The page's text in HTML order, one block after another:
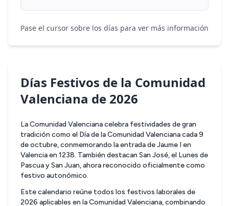
Pase el cursor sobre los días para ver más información
Días Festivos de la Comunidad
Valenciana de 2026
La Comunidad Valenciana celebra festividades de gran
tradición como el Día de la Comunidad Valenciana cada 9
de octubre, conmemorando la entrada de Jaume I en
Valencia en 1238. También destacan San José, el Lunes de
Pascua y San Juan, ahora reconocido oficialmente como
festivo autonómico.
Este calendario reúne todos los festivos laborales de
2026 aplicables en la Comunidad Valenciana, combinando